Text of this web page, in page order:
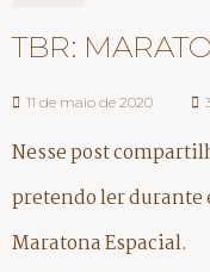
TBR:
11 de maio de 2020
Nesse post
pretendo ler durante
Maratona Espacial.